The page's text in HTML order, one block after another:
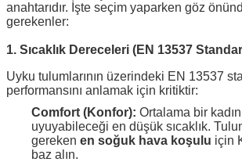
anahtarıdır. İşte seçim yaparken göz
gerekenler:
1. Sıcaklık Dereceleri (EN 13537
Uyku tulumlarının üzerindeki EN 13537
performansını anlamak için kritiktir:
Comfort (Konfor): Ortalama bir
uyuyabileceği en düşük sıcaklık.
gereken en soğuk hava koşulu için
baz alın.